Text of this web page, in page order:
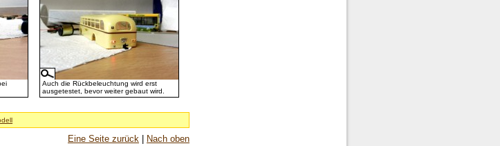
Auch die Rückbeleuchtung wird erst
ausgetestet, bevor weiter gebaut wird.
Eine Seite zurück Nach oben